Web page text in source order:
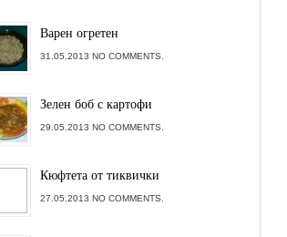
Варен огретен
31.05.2013 NO COMMENTS.
Зелен боб с картофи
29.05.2013 NO COMMENTS.
Кюфтета от тиквички
27.05.2013 NO COMMENTS.